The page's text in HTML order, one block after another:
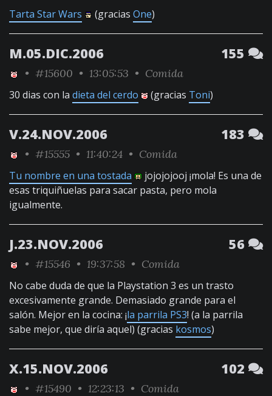
Tarta Star Wars (gracias One)
M.05.DIC.2006 155
• #15600 • 13:05:53 • Comida
30 dias con la dieta del cerdo (gracias Toni)
V.24.NOV.2006 183
• #15555 • 11:40:24 • Comida
Tu nombre en una tostada
jojojojooj ¡mola! Es una de
esas triquiñuelas para sacar pasta, pero mola
igualmente.
J.23.NOV.2006 56
• #15546 • 19:37:58 • Comida
No cabe duda de que la Playstation 3 es un trasto
excesivamente grande. Demasiado grande para el
salón. Mejor en la cocina: ¡la parrila PS3! (a la parrila
sabe mejor, que diría aquel) (gracias kosmos)
X.15.NOV.2006 102
• #15490 • 12:23:13 • Comida